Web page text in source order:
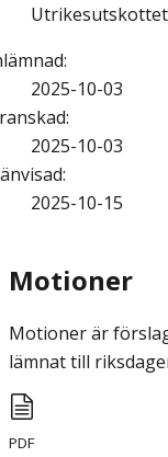
Utrikesutskottet
:
2025-10-03
:
2025-10-03
:
2025-10-15
Motioner
Motioner är
lämnat till
PDF